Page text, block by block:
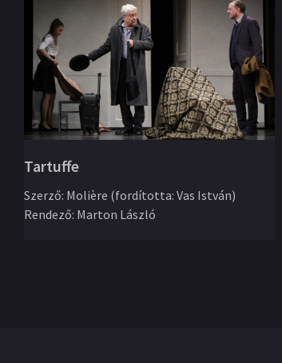
Tartuffe
Szerző: Molière (fordította: Vas István)
Rendező: Marton László